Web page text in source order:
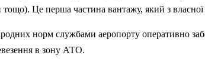
Це перша частина вантажу, який з власної
норм службами аеропорту оперативно
в зону АТО.